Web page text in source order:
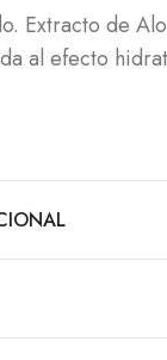
Extracto de
al efecto